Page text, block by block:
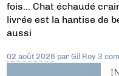
fois… Chat échaudé
livrée est la hantise de
aussi
02 août 2026 parGil Roy 3